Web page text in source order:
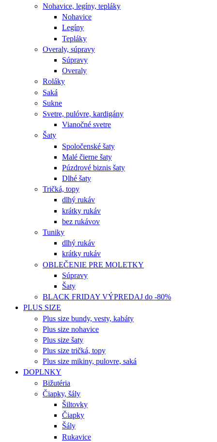
Nohavice, legíny, tepláky
Nohavice
Legíny
Tepláky
Overaly, súpravy
Súpravy
Overaly
Roláky
Saká
Sukne
Svetre, pulóvre, kardigány
Vianočné svetre
Šaty
Spoločenské šaty
Malé čierne šaty
Púzdrové biznis šaty
Dlhé šaty
Tričká, topy
dlhý rukáv
krátky rukáv
bez rukávov
Tuniky
dlhý rukáv
krátky rukáv
OBLEČENIE PRE MOLETKY
Súpravy
Šaty
BLACK FRIDAY VÝPREDAJ do -80%
PLUS SIZE
Plus size bundy, vesty, kabáty
Plus size nohavice
Plus size šaty
Plus size tričká, topy
Plus size mikiny, pulovre, saká
DOPLNKY
Bižutéria
Čiapky, šály
Šiltovky
Čiapky
Šály
Rukavice